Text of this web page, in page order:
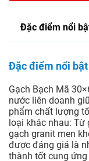
Đặc điểm nổi
Đặc điểm nổi bật
Gạch Bạch Mã
nước liên doanh
phẩm chất lượng
loại khác nhau: Từ
gạch granit men
được đáng giá là
thành tốt cung